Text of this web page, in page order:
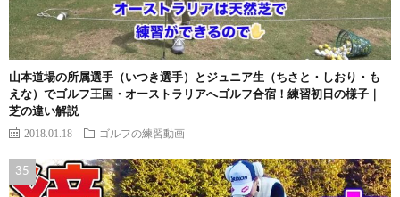
山本道場の所属選手（いつき選手）とジュニア生（ちさと・しおり・も
えな）でゴルフ王国・オーストラリアへゴルフ合宿！練習初日の様子｜
芝の違い解説
2018.01.18 ゴルフの練習動画